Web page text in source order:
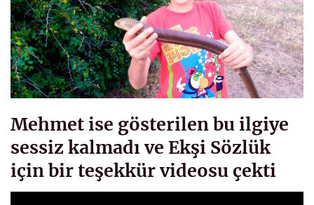
Mehmet ise gösterilen bu ilgiye
sessiz kalmadı ve Ekşi Sözlük
için bir teşekkür videosu çekti